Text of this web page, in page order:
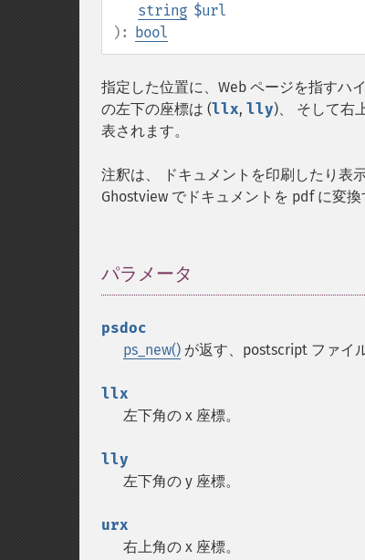
string $url
): bool
指定した位置に、Web ページを指すハ
の左下の座標は (llx, lly)、 そして右
表されます。
注釈は、 ドキュメントを印刷したり表
Ghostview でドキュメントを pdf に変換
パラメータ
psdoc
ps_new() が返す、postscript ファイ
llx
左下角の x 座標。
lly
左下角の y 座標。
urx
右上角の x 座標。